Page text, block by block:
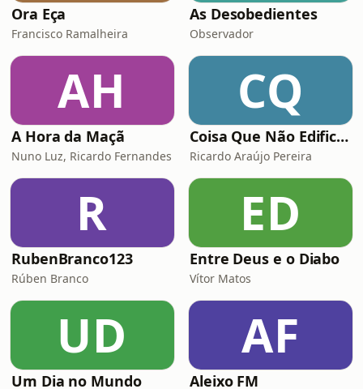
Ora Eça
Francisco Ramalheira
As Desobedientes
Observador
AH
A Hora da Maçã
Nuno Luz, Ricardo Fernandes
CQ
Coisa Que Não Edifica Nem Destrói
Ricardo Araújo Pereira
R
RubenBranco123
Rúben Branco
ED
Entre Deus e o Diabo
Vítor Matos
UD
Um Dia no Mundo
AF
Aleixo FM